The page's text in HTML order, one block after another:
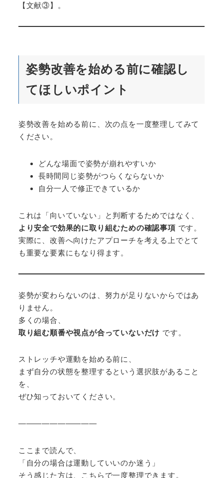
【文献③】。
姿勢改善を始める前に確認し
てほしいポイント
姿勢改善を始める前に、次の点を一度整理してみて
ください。
どんな場面で姿勢が崩れやすいか
長時間同じ姿勢がつらくならないか
自分一人で修正できているか
これは「向いていない」と判断するためではなく、
より安全で効果的に取り組むための確認事項 です。
実際に、改善へ向けたアプローチを考える上でとて
も重要な要素にもなり得ます。
姿勢が変わらないのは、努力が足りないからではあ
りません。
多くの場合、
取り組む順番や視点が合っていないだけ です。
ストレッチや運動を始める前に、
まず自分の状態を整理するという選択肢があること
を、
ぜひ知っておいてください。
――――――――――
ここまで読んで、
「自分の場合は運動していいのか迷う」
そう感じた方は、こちらで一度整理できます。